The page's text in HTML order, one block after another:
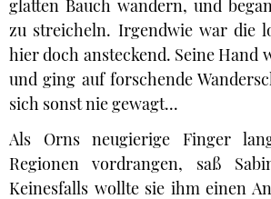
glatten Bauch wandern, und
zu streicheln. Irgendwie war die
hier doch ansteckend. Seine Hand
und ging auf forschende
sich sonst nie gewagt...
Als Orns neugierige Finger
Regionen vordrangen, saß
Keinesfalls wollte sie ihm einen